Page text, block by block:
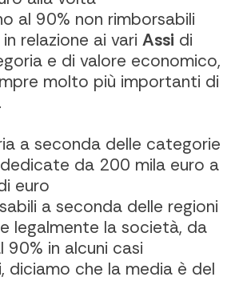
al 90% non rimborsabili
relazione ai vari Assi di
e di valore economico,
molto più importanti di
.
a seconda delle categorie
da 200 mila euro a
euro
a seconda delle regioni
legalmente la società, da
90% in alcuni casi
diciamo che la media è del